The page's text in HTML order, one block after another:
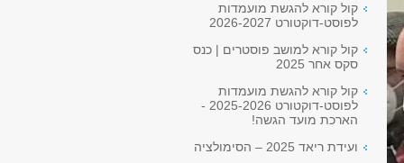
קול קורא להגשת מועמדות
לפוסט-דוקטורט 2026-2027
קול קורא למושב פוסטרים | כנס
סקס אחר 2025
קול קורא להגשת מועמדות
לפוסט-דוקטורט 2025-2026 -
הארכת מועד הגשה!
ועידת ריאד 2025 – הסימולציה